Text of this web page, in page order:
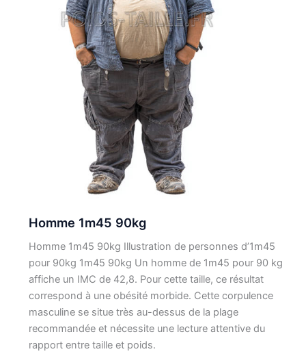
Homme 1m45 90kg
Homme 1m45 90kg Illustration de personnes d’1m45
pour 90kg 1m45 90kg Un homme de 1m45 pour 90 kg
affiche un IMC de 42,8. Pour cette taille, ce résultat
correspond à une obésité morbide. Cette corpulence
masculine se situe très au-dessus de la plage
recommandée et nécessite une lecture attentive du
rapport entre taille et poids.